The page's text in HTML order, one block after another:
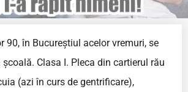
90, în Bucureștiul acelor vremuri, se
Clasa I. Pleca din cartierul rău
(azi în curs de gentrificare),